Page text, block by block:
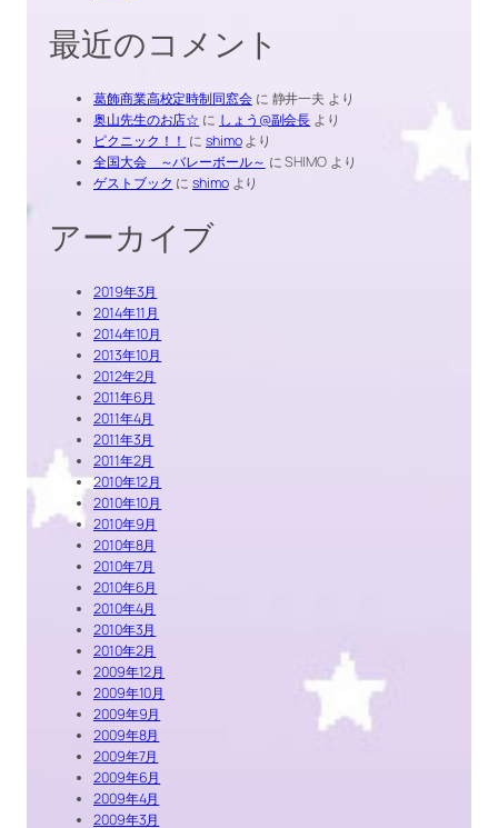
最近のコメント
葛飾商業高校定時制同窓会に 静井一夫 より
奥山先生のお店☆ に しょう@副会長 より
ピクニック！！ にshimoより
全国大会 ～バレーボール～ にSHIMOより
ゲストブック にshimoより
アーカイブ
2019年3月
2014年11月
2014年10月
2013年10月
2012年2月
2011年6月
2011年4月
2011年3月
2011年2月
2010年12月
2010年10月
2010年9月
2010年8月
2010年7月
2010年6月
2010年4月
2010年3月
2010年2月
2009年12月
2009年10月
2009年9月
2009年8月
2009年7月
2009年6月
2009年4月
2009年3月